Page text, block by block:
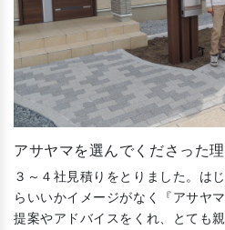
アサヤマを選んでくださった
３～４社見積りをとりました。は
らいいかイメージがなく『アサヤ
提案やアドバイスをくれ、とても